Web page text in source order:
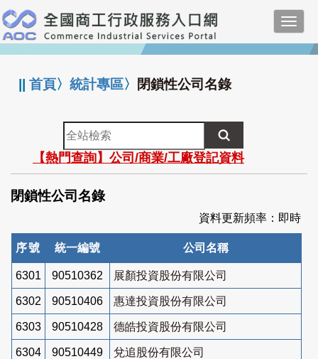
跳
到
主
要
:::
||首頁〉統計專區〉 閉鎖性公司名錄
全
站
檢
索
【熱門查詢】公司/商業/工廠登記資料
閉鎖性公司名錄
資料更新頻率：即時
序號 統一編號 公司名稱
6301 90510362 展顏投資股份有限公司
6302 90510406 惠達投資股份有限公司
6303 90510428 德皓投資股份有限公司
6304 90510449 兌追股份有限公司